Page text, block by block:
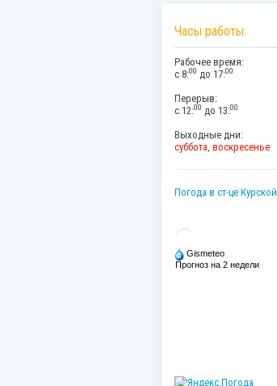
Часы работы:
Рабочее время:
с 8:00 до 17:00
Перерыв:
с 12:00 до 13:00
Выходные дни:
суббота, воскресенье
Погода в ст-це Курской